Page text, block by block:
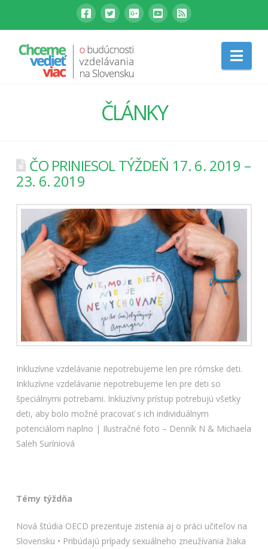
ČLÁNKY
ČO PRINIESOL TÝŽDEŇ 17. 6. 2019 –
23. 6. 2019
Inkluzívne vzdelávanie nepotrebujeme len pre rómske deti.
Inkluzívne vzdelávanie nepotrebujeme len pre deti so
špeciálnymi potrebami. Inkluzívny prístup potrebujú všetky
deti, aby bolo možné pracovať s ich individuálnym
potenciálom naplno | Ilustračné foto – Denník N & Michaela
Saleh Suríniová
Témy týždňa
Nová štúdia OECD prezentuje zistenia aj o práci učiteľov na
Slovensku • Pribúdajú prípady sexuálneho zneužívania žiaka